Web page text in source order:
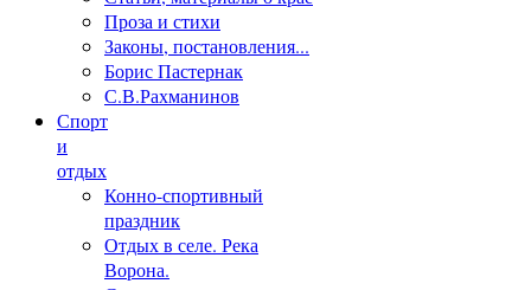
Проза и стихи
Законы, постановления...
Борис Пастернак
С.В.Рахманинов
Спорт
и
отдых
Конно-спортивный
праздник
Отдых в селе. Река
Ворона.